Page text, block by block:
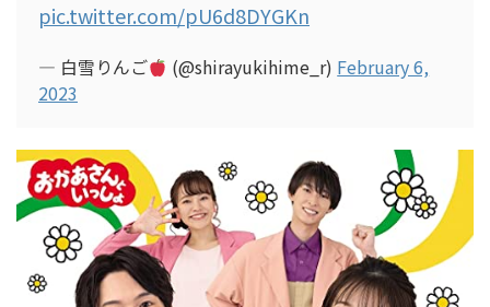
pic.twitter.com/pU6d8DYGKn
— 白雪りんご (@shirayukihime_r) February 6,
2023